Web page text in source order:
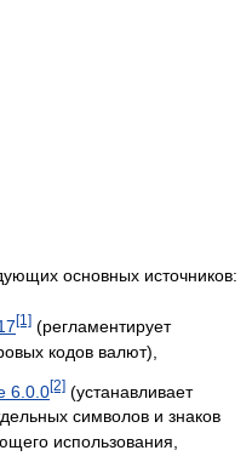
основных источников:
[1] (регламентирует
кодов валют),
6.0.0[2] (устанавливает
символов и знаков
использования,